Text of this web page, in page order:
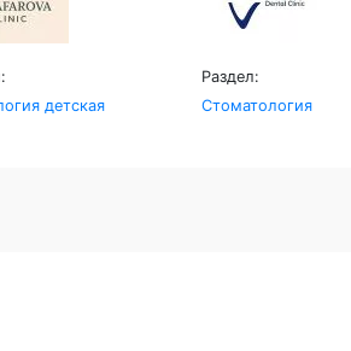
детская
Раздел:
Стоматология